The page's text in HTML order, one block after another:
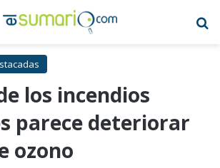
los incendios
parece deteriorar
ozono